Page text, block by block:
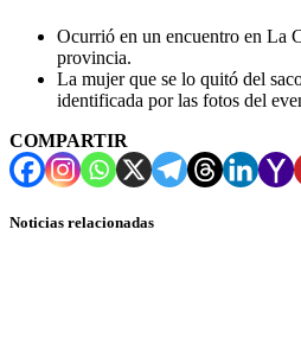
Ocurrió en un encuentro en La
provincia.
La mujer que se lo quitó del
identificada por las fotos del
COMPARTIR
Noticias relacionadas